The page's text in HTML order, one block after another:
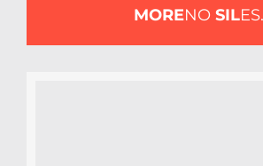
MORENO SILES.